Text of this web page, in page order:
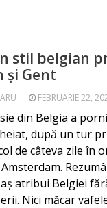
stil belgian
și Gent
FEBRUARIE 22,
din Belgia a
după un tur
de câteva zile în
atribui Belgiei
Nici măcar